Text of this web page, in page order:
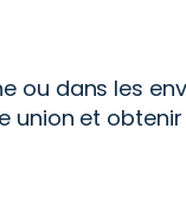
dans les
et